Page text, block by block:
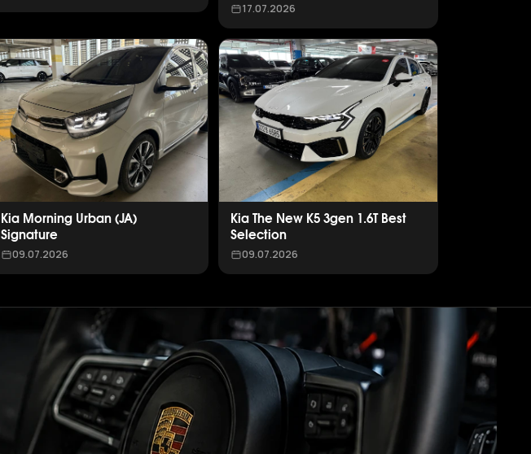
17.07.2026
Kia Morning Urban (JA)
Signature
09.07.2026
Kia The New K5 3gen 1.6T Best
Selection
09.07.2026